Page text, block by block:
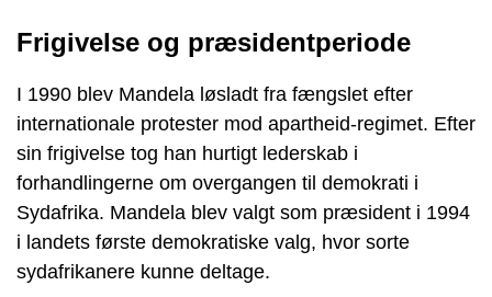
Frigivelse og præsidentperiode
I 1990 blev Mandela løsladt fra fængslet efter
internationale protester mod apartheid-regimet. Efter
sin frigivelse tog han hurtigt lederskab i
forhandlingerne om overgangen til demokrati i
Sydafrika. Mandela blev valgt som præsident i 1994
i landets første demokratiske valg, hvor sorte
sydafrikanere kunne deltage.